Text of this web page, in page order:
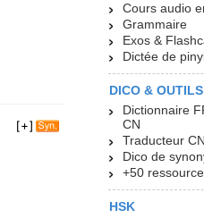
Cours audio
Grammaire
Exos &
Dictée de
DICO & OUTILS
Dictionnaire
CN
Traducteur
Dico de
+50
HSK